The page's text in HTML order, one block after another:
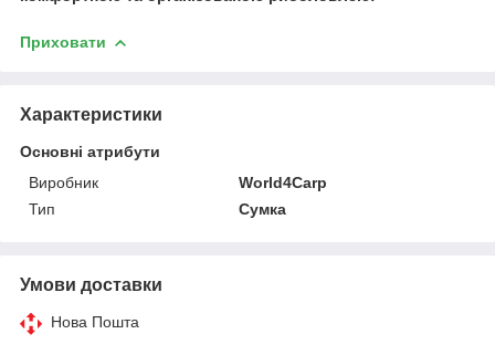
Приховати
Характеристики
Основні атрибути
Виробник
World4Carp
Тип
Сумка
Умови доставки
Нова Пошта